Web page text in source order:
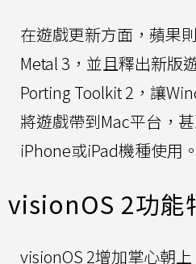
在遊戲更新方面，蘋果
Metal 3，並且釋出新版
Porting Toolkit 2，讓
將遊戲帶到Mac平台，
iPhone或iPad機種使用。
visionOS 2功能
visionOS 2增加掌心朝